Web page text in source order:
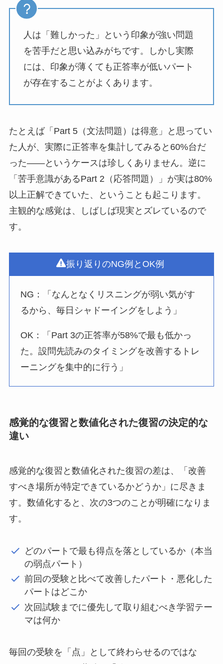
人は「難しかった」という印象が強い問題
を苦手だと思い込みがちです。しかし実際
には、印象が薄くても正答率が低いパート
が存在することがよくあります。
たとえば「Part 5（文法問題）は得意」と思ってい
た人が、実際に正答率を集計してみると60%台だ
った——というケースは珍しくありません。逆に
「苦手意識があるPart 2（応答問題）」が実は80%
以上正解できていた、ということも起こります。
主観的な感覚は、しばしば現実とズレているので
す。
振り返りのNG例とOK例
NG：「なんとなくリスニングが弱い気がす
るから、毎日シャドーイングをしよう」
OK：「Part 3の正答率が58%で最も低かっ
た。設問先読みのタイミングを改善するトレ
ーニングを集中的に行う」
感覚的な復習と数値化された復習の決定的な
違い
感覚的な復習と数値化された復習の差は、「改善
すべき場所が特定できているかどうか」に尽きま
す。数値化すると、次の3つのことが明確になりま
す。
どのパートで最も得点を落としているか（本当
の弱点パート）
前回の受験と比べて改善したパート・悪化した
パートはどこか
次回試験までに優先して取り組むべき学習テー
マは何か
毎回の受験を「点」として終わらせるのではな